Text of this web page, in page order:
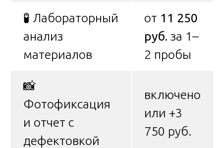
🧪 Лабораторный
анализ
материалов
от 11 250
руб. за 1–
2 пробы
📸
Фотофиксация
и отчет с
дефектовкой
включено
или +3
750 руб.